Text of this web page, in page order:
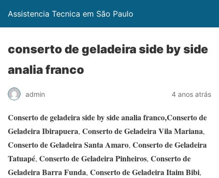
Assistencia Tecnica em São Paulo
conserto de geladeira side by side
analia franco
admin 4 anos atrás
Conserto de geladeira side by side analia franco,Conserto de
Geladeira Ibirapuera, Conserto de Geladeira Vila Mariana,
Conserto de Geladeira Santa Amaro, Conserto de Geladeira
Tatuapé, Conserto de Geladeira Pinheiros, Conserto de
Geladeira Barra Funda, Conserto de Geladeira Itaim Bibi,